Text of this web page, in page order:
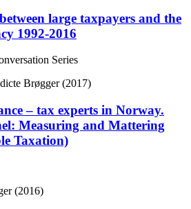
large taxpayers and the
1992-2016
Series
Brøgger (2017)
– tax experts in Norway.
Measuring and Mattering
Taxation)
(2016)